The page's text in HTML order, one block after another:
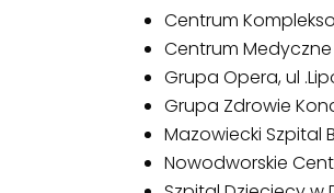
Centrum
Centrum Medyczne
Grupa Opera, ul
Grupa Zdrowie
Mazowiecki Szpital
Nowodworskie